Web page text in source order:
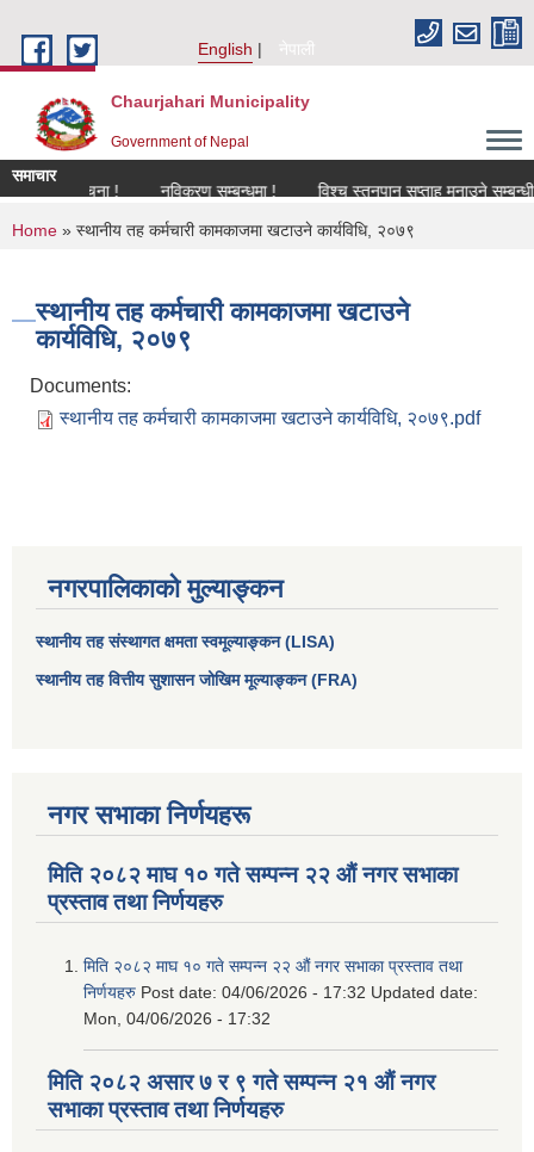
English
नेपाली
Chaurjahari Municipality
Government of Nepal
समाचार
नविकरण सम्बन्धमा ! विश्च स्तनपान सप्ताह मनाउने सम्बन्धी
You are here
Home » स्थानीय तह कर्मचारी कामकाजमा खटाउने कार्यविधि, २०७९
स्थानीय तह कर्मचारी कामकाजमा खटाउने
कार्यविधि, २०७९
Documents:
स्थानीय तह कर्मचारी कामकाजमा खटाउने कार्यविधि, २०७९.pdf
नगरपालिकाको मुल्याङ्कन
स्थानीय तह संस्थागत क्षमता स्वमूल्याङ्कन (LISA)
स्थानीय तह वित्तीय सुशासन जोखिम मूल्याङ्कन (FRA)
नगर सभाका निर्णयहरू
मिति २०८२ माघ १० गते सम्पन्न २२ औं नगर सभाका
प्रस्ताव तथा निर्णयहरु
मिति २०८२ माघ १० गते सम्पन्न २२ औं नगर सभाका प्रस्ताव तथा
निर्णयहरु Post date: 04/06/2026 - 17:32 Updated date:
Mon, 04/06/2026 - 17:32
मिति २०८२ असार ७ र ९ गते सम्पन्न २१ औं नगर
सभाका प्रस्ताव तथा निर्णयहरु